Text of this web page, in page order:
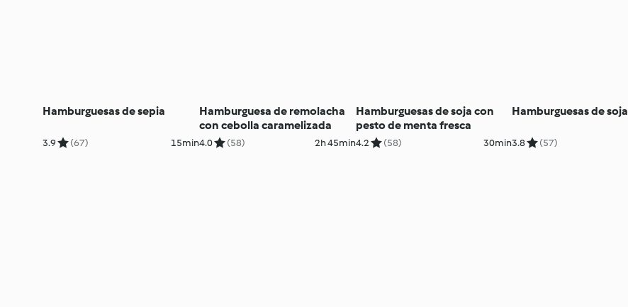
Hamburguesas de sepia
3.9 (67) 15min
Hamburguesa de remolacha
con cebolla caramelizada
4.0 (58) 2h 45min
Hamburguesas de soja con
pesto de menta fresca
4.2 (58) 30min
Hamburguesas de soja
3.8 (57)